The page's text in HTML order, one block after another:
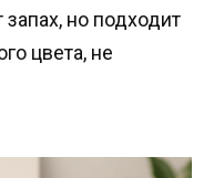
но подходит
цвета, не